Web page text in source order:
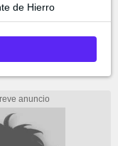
de Hierro